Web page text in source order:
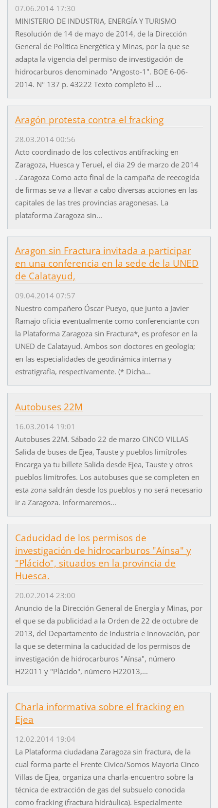
07.06.2014 17:30
MINISTERIO DE INDUSTRIA, ENERGÍA Y TURISMO
Resolución de 14 de mayo de 2014, de la Dirección
General de Política Energética y Minas, por la que se
adapta la vigencia del permiso de investigación de
hidrocarburos denominado "Angosto-1". BOE 6-06-
2014. Nº 137 p. 43222 Texto completo El ...
Aragón protesta contra el fracking
28.03.2014 00:56
Acto coordinado de los colectivos antifracking en
Zaragoza, Huesca y Teruel, el dia 29 de marzo de 2014
. Zaragoza Como acto final de la campaña de reecogida
de firmas se va a llevar a cabo diversas acciones en las
capitales de las tres provincias aragonesas. La
plataforma Zaragoza sin...
Aragon sin Fractura invitada a participar
en una conferencia en la sede de la UNED
de Calatayud,
09.04.2014 07:57
Nuestro compañero Óscar Pueyo, que junto a Javier
Ramajo oficia eventualmente como conferenciante con
la Plataforma Zaragoza sin Fractura*, es profesor en la
UNED de Calatayud. Ambos son doctores en geología;
en las especialidades de geodinámica interna y
estratigrafía, respectivamente. (* Dicha...
Autobuses 22M
16.03.2014 19:01
Autobuses 22M. Sábado 22 de marzo CINCO VILLAS
Salida de buses de Ejea, Tauste y pueblos limítrofes
Encarga ya tu billete Salida desde Ejea, Tauste y otros
pueblos limítrofes. Los autobuses que se completen en
esta zona saldrán desde los pueblos y no será necesario
ir a Zaragoza. Informaremos...
Caducidad de los permisos de
investigación de hidrocarburos "Aínsa" y
"Plácido", situados en la provincia de
Huesca.
20.02.2014 23:00
Anuncio de la Dirección General de Energía y Minas, por
el que se da publicidad a la Orden de 22 de octubre de
2013, del Departamento de Industria e Innovación, por
la que se determina la caducidad de los permisos de
investigación de hidrocarburos "Aínsa", número
H22011 y "Plácido", número H22013,...
Charla informativa sobre el fracking en
Ejea
12.02.2014 19:04
La Plataforma ciudadana Zaragoza sin fractura, de la
cual forma parte el Frente Cívico/Somos Mayoría Cinco
Villas de Ejea, organiza una charla-encuentro sobre la
técnica de extracción de gas del subsuelo conocida
como fracking (fractura hidráulica). Especialmente